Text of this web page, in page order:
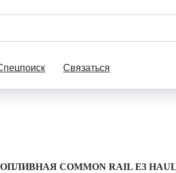
Связаться
COMMON RAIL Е3